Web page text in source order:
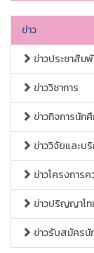
ข่าว
ข่าวประชาสัม
ข่าววิชาการ
ข่าวกิจการนัก
ข่าววิจัยและบ
ข่าวโครงการ
ข่าวปริญญาโ
ข่าวรับสมัครนั